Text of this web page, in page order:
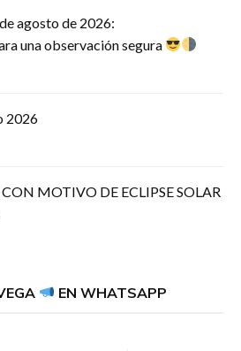
agosto de 2026:
una observación segura
2026
MOTIVO DE ECLIPSE SOLAR
EN WHATSAPP